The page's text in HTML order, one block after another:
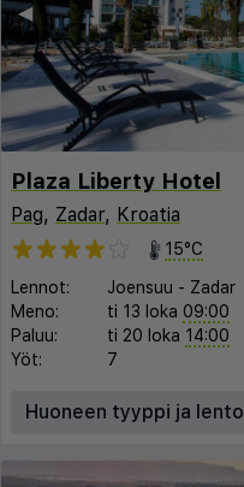
◀︎
Plaza Liberty Hotel
Pag, Zadar, Kroatia
15°C
Lennot:
Joensuu - Zadar
Meno:
ti 13 loka 09:00
Paluu:
ti 20 loka 14:00
Yöt:
7
Huoneen tyyppi ja lento